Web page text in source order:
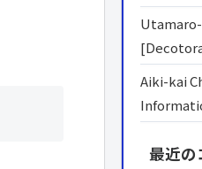
Aiki-kai
最近の